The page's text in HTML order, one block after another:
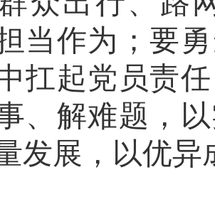
当作为；要
扛起党员责
、解难题，
发展，以优